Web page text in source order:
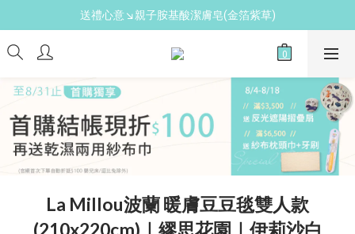
新手爸媽必備↘育兒懶人包
送禮心意↘親子胺基酸潔膚皂(金箔紫草)
新手爸媽必備↘育兒懶人包
La Millou波蘭 暖膚豆豆毯雙人款